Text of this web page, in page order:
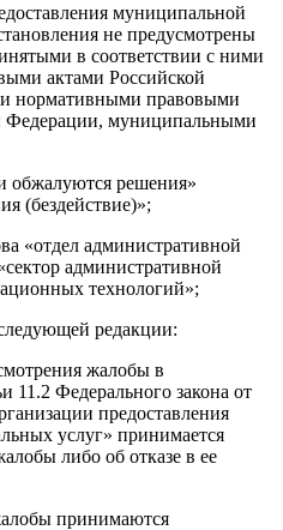
муниципальной
не предусмотрены
в соответствии с ними
актами Российской
нормативными правовыми
Федерации, муниципальными
обжалуются решения»
(бездействие)»;
«отдел административной
административной
технологий»;
редакции:
жалобы в
11.2 Федерального закона от
предоставления
услуг» принимается
либо об отказе в ее
принимаются